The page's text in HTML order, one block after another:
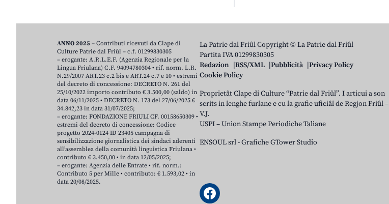
La Patrie dal Friûl Copyright © La Patrie dal Friûl
Partita IVA 01299830305
Redazion
RSS/XML Pubblicità
Privacy Policy
Cookie Policy
Proprietât Clape di Culture “Patrie dal Friûl”. I articui a son
scrits in lenghe furlane e cu la grafie uficiâl de Regjon Friûl –
V.J.
USPI – Union Stampe Periodiche Taliane
ENSOUL srl-Grafiche GTower Studio
ANNO 2025 – Contributi ricevuti da Clape di
Culture Patrie dal Friûl – c.f. 01299830305
– erogante: A.R.L.E.F. (Agenzia Regionale per la
Lingua Friulana) C.F. 94094780304 • rif. norm. L.R.
N.29/2007 ART.23 c.2 bis e ART.24 c.7 e 10 • estremi
del decreto di concessione: DECRETO N. 261 del
25/10/2022 importo contributo € 3.500,00 (saldo) in
data 06/11/2025 • DECRETO N. 173 del 27/06/2025 €
34.842,23 in data 31/07/2025;
– erogante: FONDAZIONE FRIULI CF. 00158650309 •
estremi del decreto di concessione: Codice
progetto 2024-0124 ID 23405 campagna di
sensibilizzazione giornalistica dei sindaci aderenti
all’assemblea della comunità linguistica Friulana •
contributo € 3.450,00 • in data 12/05/2025;
– erogante: Agenzia delle Entrate • rif. norm.:
Contributo 5 per Mille • contributo: € 1.593,02 • in
data 20/08/2025.